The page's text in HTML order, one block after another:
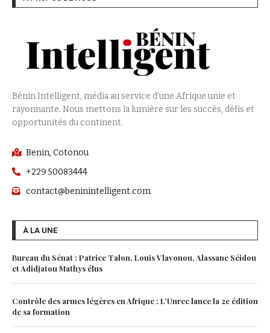
Bénin Intelligent, média au service d’une Afrique unie et
rayonnante. Nous mettons la lumière sur les succès, défis et
opportunités du continent.
Benin, Cotonou
+229 50083444
contact@beninintelligent.com
À LA UNE
Bureau du Sénat : Patrice Talon, Louis Vlavonou, Alassane Séidou
et Adidjatou Mathys élus
Contrôle des armes légères en Afrique : L’Unrec lance la 2e édition
de sa formation